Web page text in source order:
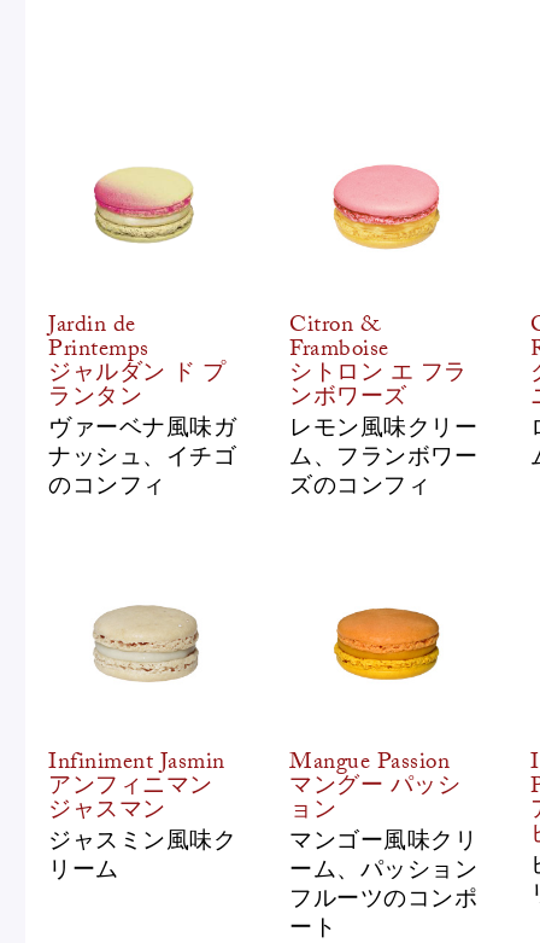
Jardin de
Printemps
ジャルダン ド プ
ランタン
ヴァーベナ風味ガ
ナッシュ、イチゴ
のコンフィ
Citron &
Framboise
シトロン エ フラ
ンボワーズ
レモン風味クリー
ム、フランボワー
ズのコンフィ
Infiniment Jasmin
アンフィニマン
ジャスマン
ジャスミン風味ク
リーム
Mangue Passion
マングー パッシ
ョン
マンゴー風味クリ
ーム、パッション
フルーツのコンポ
ート